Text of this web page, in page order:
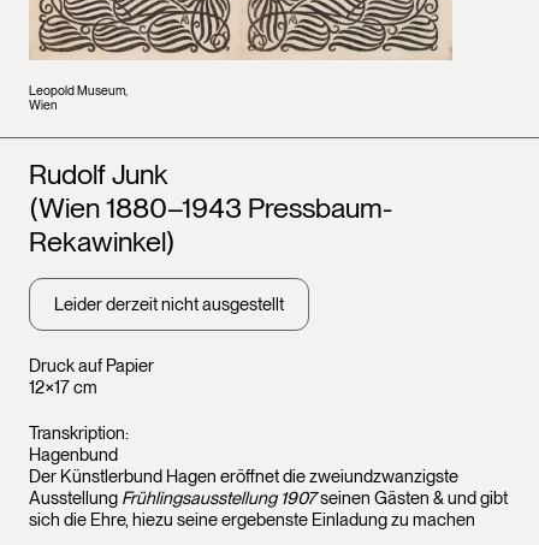
Leopold Museum,
Wien
Druck auf Papier
12×17 cm
Künstler*innen
Rudolf Junk
(Wien 1880–1943 Pressbaum-
Rekawinkel)
Leider derzeit nicht ausgestellt
Transkription:
Hagenbund
Der Künstlerbund Hagen eröffnet die zweiundzwanzigste
Ausstellung Frühlingsausstellung 1907seinen Gästen & und gibt
sich die Ehre, hiezu seine ergebenste Einladung zu machen